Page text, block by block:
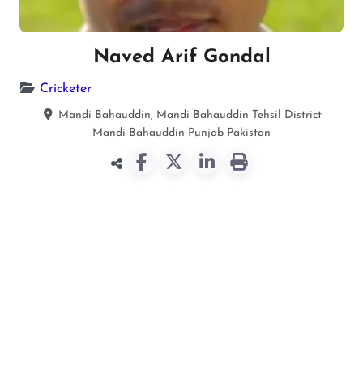
Naved Arif Gondal
Cricketer
Mandi Bahauddin, Mandi Bahauddin Tehsil District
Mandi Bahauddin Punjab Pakistan